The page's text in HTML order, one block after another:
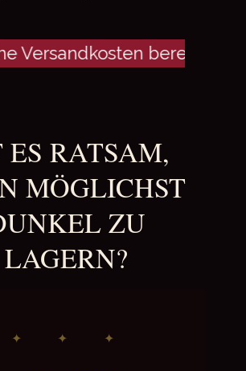
berechnet.
ES RATSAM,
MÖGLICHST
ZU
LAGERN?
✦ ✦ ✦